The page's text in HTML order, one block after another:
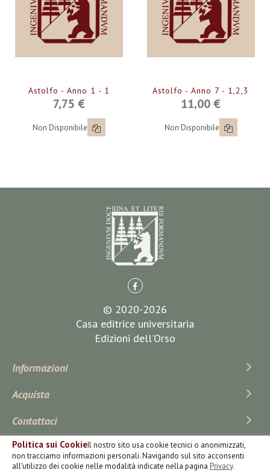
Politica sui CookieIl nostro sito usa cookie tecnici o anonimizzati,
non tracciamo informazioni personali. Navigando sul sito acconsenti
all'utilizzo dei cookie nelle modalità indicate nella pagina Privacy.
Astolfo - Anno 1 - 1
7,75 €
Non Disponibile
Astolfo - Anno 7 - 1,2,3
11,00 €
Non Disponibile
© 2020-2026
Casa editrice universitaria
Edizioni dell'Orso
Informazioni
Acquista
Contattaci
Iscriviti Alla Newsletter